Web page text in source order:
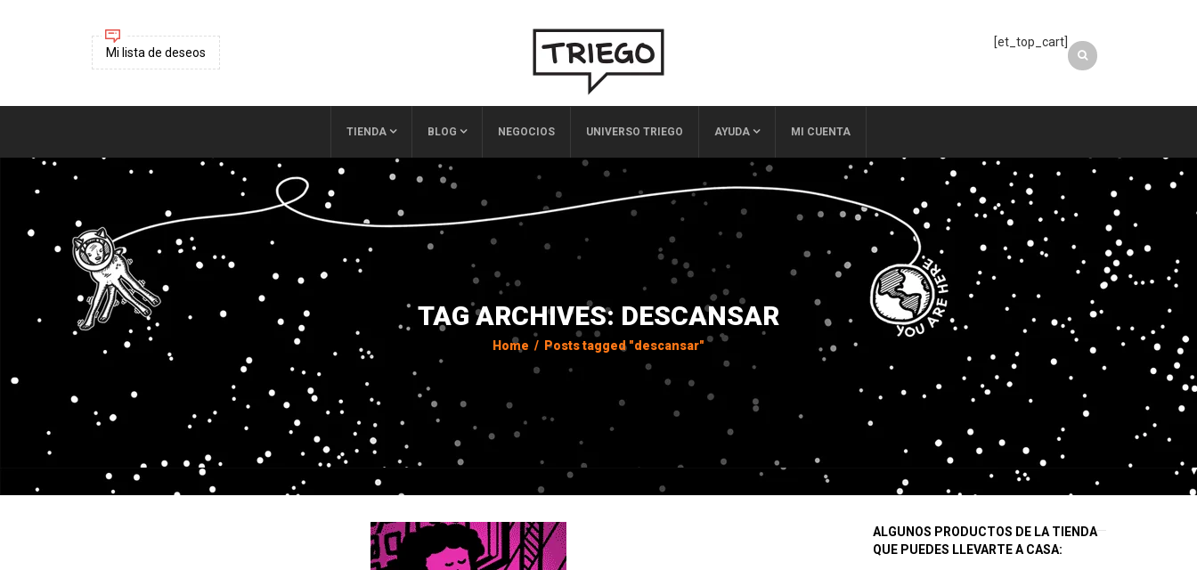
Mi lista de deseos
[et_top_cart]
TIENDA BLOG NEGOCIOS UNIVERSO TRIEGO AYUDA MI CUENTA
TAG ARCHIVES: DESCANSAR
Home / Posts tagged "descansar"
ALGUNOS PRODUCTOS DE LA TIENDA
QUE PUEDES LLEVARTE A CASA: